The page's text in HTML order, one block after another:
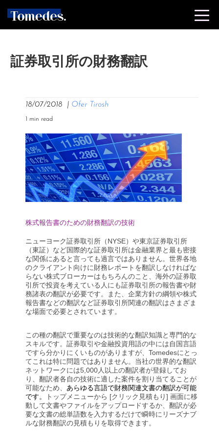
証券取引所の財務翻訳
18/07/2018 | Ofer Tirosh
1 min read
株式報告書のための財務翻訳の技術
ニューヨーク証券取引所（NYSE）や東京証券取引所
（東証）など国際的な証券取引所は金融業界と最も密接
な関係にあると言っても過言ではありません。世界各地
のクライアント向けに財務レポートを翻訳しなければな
らない株式ブローカーはもちろんのこと、海外の証券取
引所で投資を考えている人にも証券取引所の報告書や財
務諸表の翻訳が必要です。また、企業方針の綱領や株式
報告書などの翻訳など証券取引所関連の翻訳はさまざま
な場面で必要とされています。
この種の翻訳で重要なのは技術的な翻訳知識と専門的な
スキルです。証券取引や金融投資用語の中には自国言語
ですら分かりにくいものがありますが、Tomedesにとっ
てこれは特に問題ではありません。当社の世界的な翻訳
ネットワークには5,000人以上の翻訳者が登録してお
り、翻訳者各自の技術に適した案件を割り当てることが
可能なため、 あらゆる言語で財務関連文書の翻訳が可能
です。
トップメニューから [クリック見積もり] 画面に移
動して文書やファイルをアップロードするか、翻訳が必
要な文書の総単語数を入力するだけで瞬時にリーズナブ
ルな財務翻訳の見積もりを取得できます。